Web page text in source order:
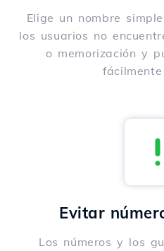
Elige un nombre
los usuarios no
o memorización y
Evitar
Los números y los